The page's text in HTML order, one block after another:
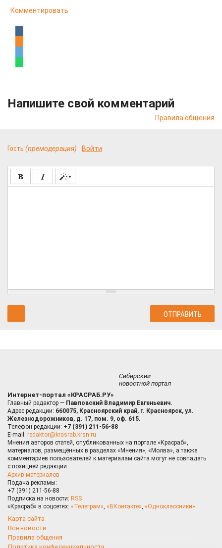
Комментировать
Напишите свой комментарий
Правила общения
Гость (премодерация) Войти
Сибирский
новостной портал
Интернет-портал «КРАСРАБ.РУ»
Главный редактор — Павловский Владимир Евгеньевич.
Адрес редакции: 660075, Красноярский край, г. Красноярск, ул.
Железнодорожников, д. 17, пом. 9, оф. 615.
Телефон редакции: +7 (391) 211-56-88
E-mail: redaktor@krasrab.krsn.ru
Мнения авторов статей, опубликованных на портале «Красраб»,
материалов, размещённых в разделах «Мнения», «Молва», а также
комментариев пользователей к материалам сайта могут не совпадать
с позицией редакции.
Архив материалов
Подача рекламы:
+7 (391) 211-56-88
Подписка на новости: RSS
«Красраб» в соцсетях: «Телеграм», «ВКонтакте», «Одноклассники»
Карта сайта
Все новости
Правила общения